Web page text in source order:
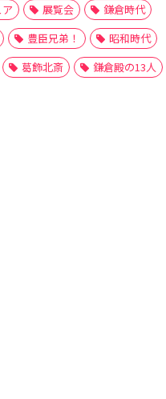
展覧会
鎌倉時代
豊臣兄弟！
昭和時代
葛飾北斎 鎌倉殿の13人